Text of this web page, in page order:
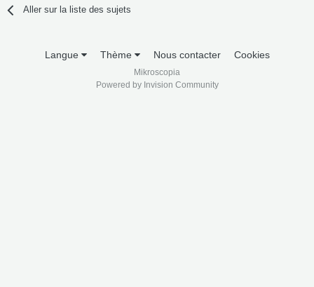
Aller sur la liste des sujets
Langue Thème Nous contacter Cookies
Mikroscopia
Powered by Invision Community